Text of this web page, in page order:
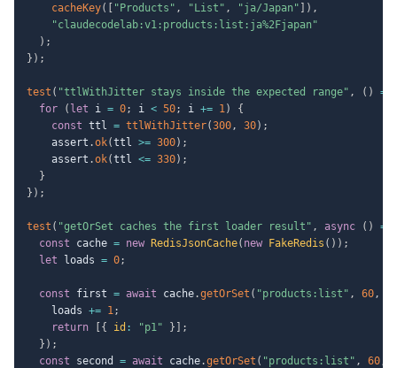
cacheKey( "Products" , "List" , "ja/Japan" ) ,
"claudecodelab:v1:products:list:ja%2Fjapan"
) ;
} ) ;
test ( "ttlWithJitter stays inside the expected range" , ( )
=>
for
( let i = 0; i < 50; i += 1)
{
const ttl = ttlWithJitter(300, 30) ;
    assert
.ok(ttl >= 300) ;
    assert
.ok(ttl <= 330) ;
}
} ) ;
test ( "getOrSet caches the first loader result" , async ( )
=>
const cache = new RedisJsonCache( new FakeRedis ( ) ) ;
let loads = 0;
const first = await cache.getOrSet ( "products:list" , 60,
    loads
+= 1;
return
{ id : "p1" }
;
} ) ;
const second = await cache.getOrSet ( "products:list" , 60,